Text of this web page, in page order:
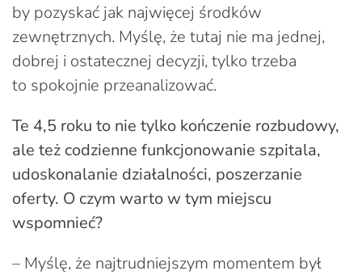
by pozyskać jak najwięcej środków
zewnętrznych. Myślę, że tutaj nie ma jednej,
dobrej i ostatecznej decyzji, tylko trzeba
to spokojnie przeanalizować.
Te 4,5 roku to nie tylko kończenie rozbudowy,
ale też codzienne funkcjonowanie szpitala,
udoskonalanie działalności, poszerzanie
oferty. O czym warto w tym miejscu
wspomnieć?
– Myślę, że najtrudniejszym momentem był